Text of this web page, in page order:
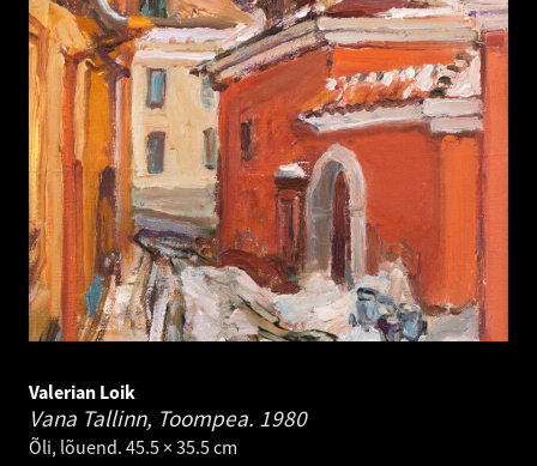
Valerian Loik
Vana Tallinn, Toompea. 1980
Õli, lõuend. 45.5 × 35.5 cm